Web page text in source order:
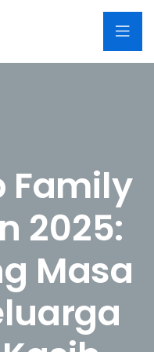
Family
2025:
Masa